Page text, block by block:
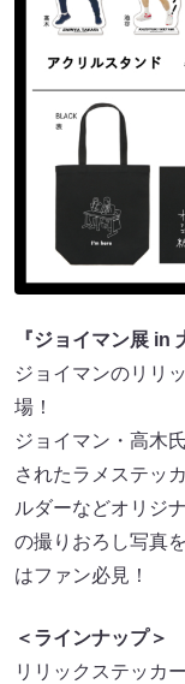
『ジョイマン展 in
ジョイマンのリリ
場！
ジョイマン・高木
されたラメステッ
ルダーなどオリジ
の撮りおろし写真
はファン必見！
＜ラインナップ＞
リリックステッカ